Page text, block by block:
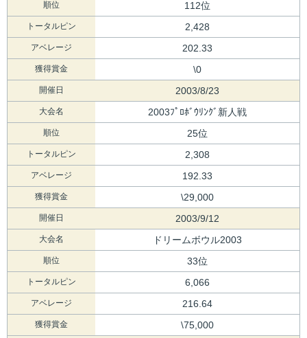
順位 112位
トータルピン 2,428
アベレージ 202.33
獲得賞金 \0
開催日 2003/8/23
大会名 2003ﾌﾟﾛﾎﾞｳﾘﾝｸﾞ新人戦
順位 25位
トータルピン 2,308
アベレージ 192.33
獲得賞金 \29,000
開催日 2003/9/12
大会名 ドリームボウル2003
順位 33位
トータルピン 6,066
アベレージ 216.64
獲得賞金 \75,000